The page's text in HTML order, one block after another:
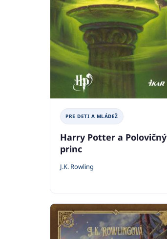
PRE DETI A MLÁDEŽ
Harry Potter a Polovičný
princ
J.K. Rowling